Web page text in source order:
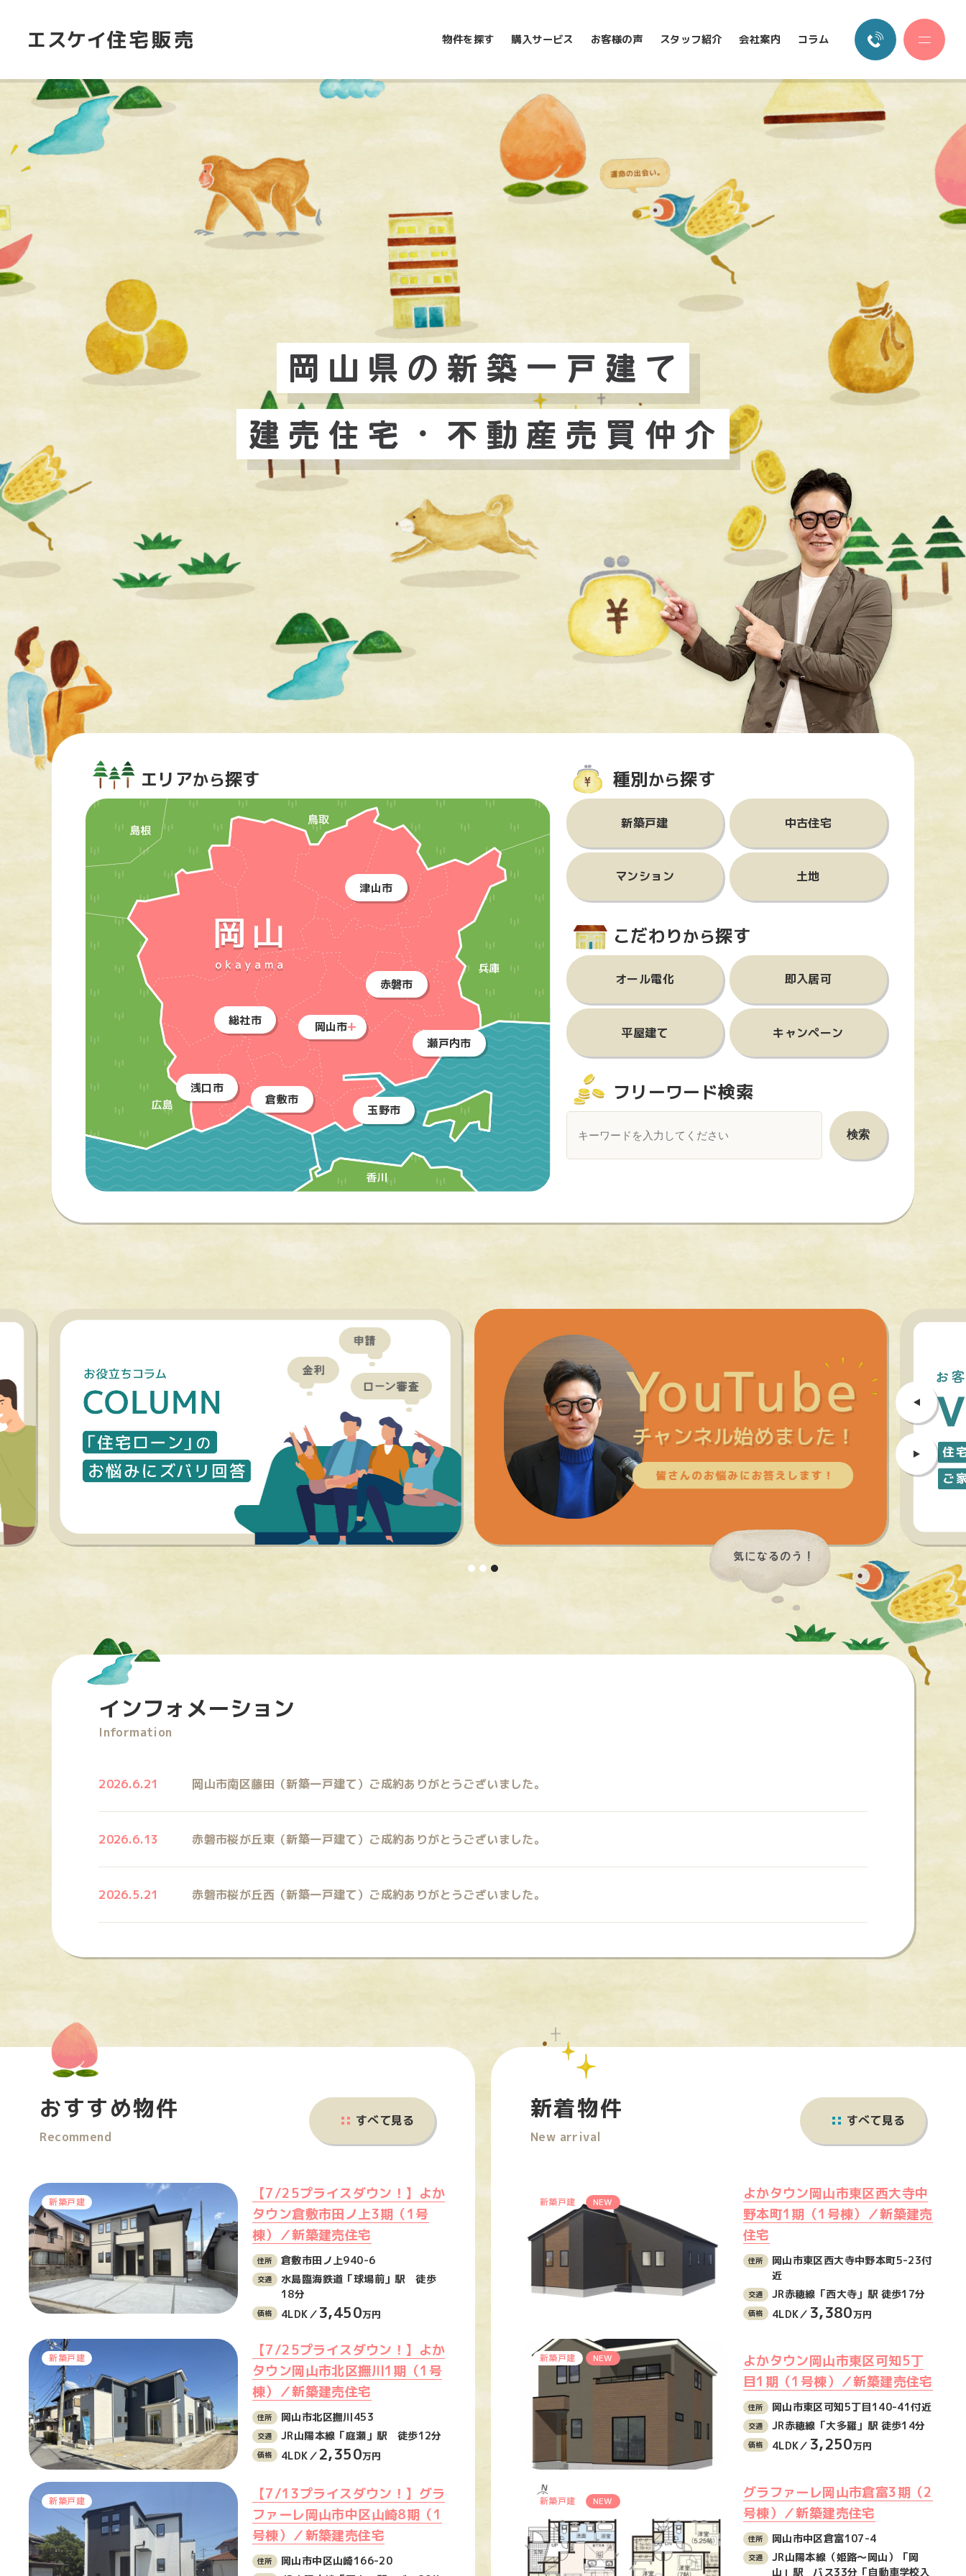
物件を探す 購入サービス お客様の声 スタッフ紹介 会社案内 コラム
エリアから探す
津山市
赤磐市
総社市
瀬戸内市
浅口市
倉敷市
玉野市
岡山市
種別から探す
新築戸建 中古住宅
マンション 土地
こだわりから探す
オール電化 即入居可
平屋建て キャンペーン
フリーワード検索
Information
インフォメーション
2026.6.21 岡山市南区藤田（新築一戸建て）ご成約ありがとうございました。
2026.6.13 赤磐市桜が丘東（新築一戸建て）ご成約ありがとうございました。
2026.5.21 赤磐市桜が丘西（新築一戸建て）ご成約ありがとうございました。
おすすめ物件
Recommend
すべて見る
新築戸建
【7/25プライスダウン！】よか
タウン倉敷市田ノ上3期（1号
棟）／新築建売住宅
倉敷市田ノ上940-6
水島臨海鉄道「球場前」駅 徒歩
18分
4LDK／ 3,450万円
新築戸建
【7/25プライスダウン！】よか
タウン岡山市北区撫川1期（1号
棟）／新築建売住宅
岡山市北区撫川453
JR山陽本線「庭瀬」駅 徒歩12分
4LDK／2,350万円
新築戸建
【7/13プライスダウン！】グラ
ファーレ岡山市中区山崎8期（1
号棟）／新築建売住宅
岡山市中区山崎166-20
新着物件
New arrival
すべて見る
新築戸建 NEW
よかタウン岡山市東区西大寺中
野本町1期（1号棟）／新築建売
住宅
岡山市東区西大寺中野本町5-23付
近
JR赤穂線「西大寺」駅 徒歩17分
4LDK／ 3,380万円
新築戸建 NEW
よかタウン岡山市東区可知5丁
目1期（1号棟）／新築建売住宅
岡山市東区可知5丁目140-41付近
JR赤穂線「大多羅」駅 徒歩14分
4LDK／ 3,250万円
新築戸建 NEW
グラファーレ岡山市倉富3期（2
号棟）／新築建売住宅
岡山市中区倉富107-4
JR山陽本線（姫路〜岡山）「岡
山」駅 バス33分「自動車学校入